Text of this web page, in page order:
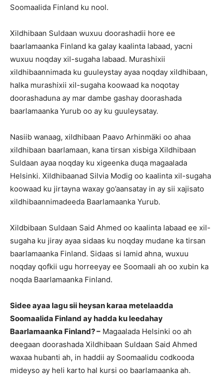
Soomaalida Finland ku nool.
Xildhibaan Suldaan wuxuu doorashadii hore ee
baarlamaanka Finland ka galay kaalinta labaad, yacni
wuxuu noqday xil-sugaha labaad. Murashixii
xildhibaannimada ku guuleystay ayaa noqday xildhibaan,
halka murashixii xil-sugaha koowaad ka noqotay
doorashaduna ay mar dambe gashay doorashada
baarlamaanka Yurub oo ay ku guuleysatay.
Nasiib wanaag, xildhibaan Paavo Arhinmäki oo ahaa
xildhibaan baarlamaan, kana tirsan xisbiga Xildhibaan
Suldaan ayaa noqday ku xigeenka duqa magaalada
Helsinki. Xildhibaanad Silvia Modig oo kaalinta xil-sugaha
koowaad ku jirtayna waxay go’aansatay in ay sii xajisato
xildhibaannimadeeda Baarlamaanka Yurub.
Xildbibaan Suldaan Said Ahmed oo kaalinta labaad ee xil-
sugaha ku jiray ayaa sidaas ku noqday mudane ka tirsan
baarlamaanka Finland. Sidaas si lamid ahna, wuxuu
noqday qofkii ugu horreeyay ee Soomaali ah oo xubin ka
noqda Baarlamaanka Finland.
Sidee ayaa lagu sii heysan karaa metelaadda
Soomaalida Finland ay hadda ku leedahay
Baarlamaanka Finland? – Magaalada Helsinki oo ah
deegaan doorashada Xildhibaan Suldaan Said Ahmed
waxaa hubanti ah, in haddii ay Soomaalidu codkooda
mideyso ay heli karto hal kursi oo baarlamaanka ah.